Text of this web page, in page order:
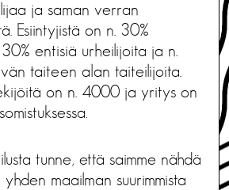
ja saman verran
Esiintyjistä on n. 30%
entisiä urheilijoita ja n.
taiteen alan taiteilijoita.
on n. 4000 ja yritys on
tunne, että saimme nähdä
maailman suurimmista